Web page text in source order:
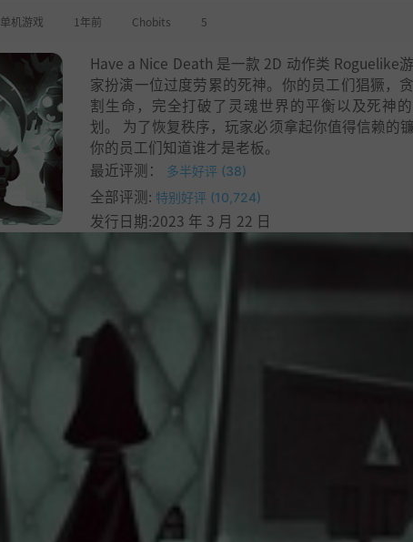
单机游戏 1年前 Chobits 5
Have a Nice Death 是一款 2D 动作类 Roguelike
家扮演一位过度劳累的死神。你的员工们猖獗，
割生命，完全打破了灵魂世界的平衡以及死神
划。 为了恢复秩序，玩家必须拿起你值得信赖的
你的员工们知道谁才是老板。
最近评测：
多半好评 (38)
全部评测: 特别好评 (10,724)
发行日期:2023 年 3 月 22 日